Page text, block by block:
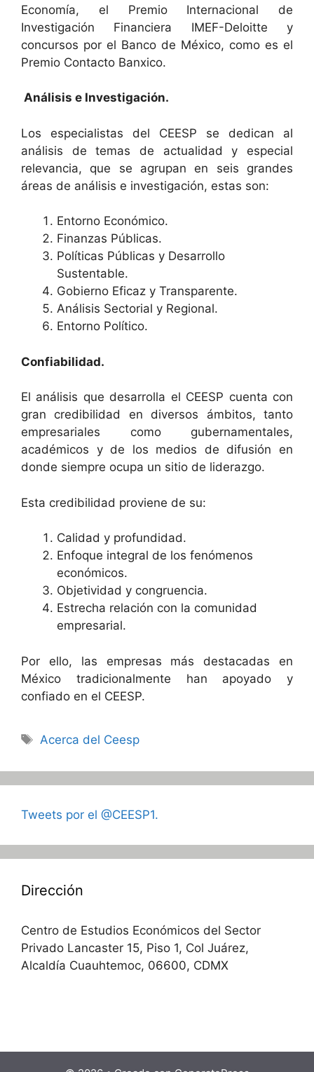
Economía, el Premio Internacional de
Investigación Financiera IMEF-Deloitte y
concursos por el Banco de México, como es el
Premio Contacto Banxico.
Análisis e Investigación.
Los especialistas del CEESP se dedican al
análisis de temas de actualidad y especial
relevancia, que se agrupan en seis grandes
áreas de análisis e investigación, estas son:
Entorno Económico.
Finanzas Públicas.
Políticas Públicas y Desarrollo
Sustentable.
Gobierno Eficaz y Transparente.
Análisis Sectorial y Regional.
Entorno Político.
Confiabilidad.
El análisis que desarrolla el CEESP cuenta con
gran credibilidad en diversos ámbitos, tanto
empresariales como gubernamentales,
académicos y de los medios de difusión en
donde siempre ocupa un sitio de liderazgo.
Esta credibilidad proviene de su:
Calidad y profundidad.
Enfoque integral de los fenómenos
económicos.
Objetividad y congruencia.
Estrecha relación con la comunidad
empresarial.
Por ello, las empresas más destacadas en
México tradicionalmente han apoyado y
confiado en el CEESP.
Etiquetas
Acerca del Ceesp
Tweets por el @CEESP1.
Dirección
Centro de Estudios Económicos del Sector
Privado Lancaster 15, Piso 1, Col Juárez,
Alcaldía Cuauhtemoc, 06600, CDMX